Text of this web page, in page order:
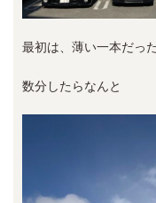
最初は、薄い一本だっ
数分したらなんと